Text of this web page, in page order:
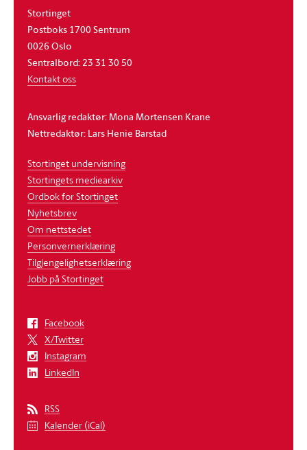
Stortinget
Postboks 1700 Sentrum
0026 Oslo
Sentralbord: 23 31 30 50
Kontakt oss
Ansvarlig redaktør: Mona Mortensen Krane
Nettredaktør: Lars Henie Barstad
Stortinget undervisning
Stortingets mediearkiv
Ordbok for Stortinget
Nyhetsbrev
Om nettstedet
Personvernerklæring
Tilgjengelighetserklæring
Jobb på Stortinget
Facebook
X/Twitter
Instagram
LinkedIn
RSS
Kalender (iCal)